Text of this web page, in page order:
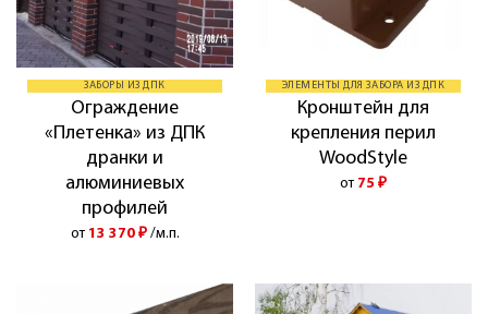
ЗАБОРЫ ИЗ ДПК
Ограждение
«Плетенка» из ДПК
дранки и
алюминиевых
профилей
от 13 370 ₽ /м.п.
ЭЛЕМЕНТЫ ДЛЯ ЗАБОРА ИЗ ДПК
Кронштейн для
крепления перил
WoodStyle
от 75 ₽